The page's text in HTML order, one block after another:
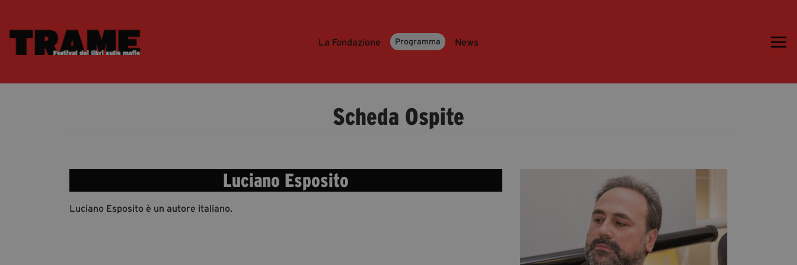
La Fondazione Programma News
Ospiti
Accrediti Stampa
Cartella Stampa
Rassegna Stampa
Partecipa
Scheda Ospite
Luciano Esposito
Luciano Esposito è un autore italiano.